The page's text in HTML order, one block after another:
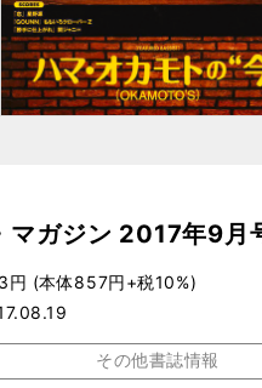
マガジン 2017年9月
円 (本体857円+税10%)
その他書誌情報